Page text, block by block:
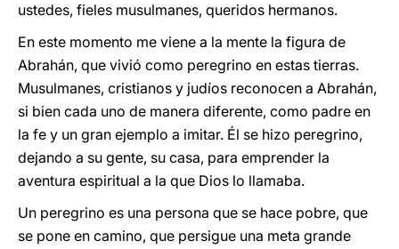
ustedes, fieles musulmanes, queridos hermanos.
En este momento me viene a la mente la figura de
Abrahán, que vivió como peregrino en estas tierras.
Musulmanes, cristianos y judíos reconocen a Abrahán,
si bien cada uno de manera diferente, como padre en
la fe y un gran ejemplo a imitar. Él se hizo peregrino,
dejando a su gente, su casa, para emprender la
aventura espiritual a la que Dios lo llamaba.
Un peregrino es una persona que se hace pobre, que
se pone en camino, que persigue una meta grande